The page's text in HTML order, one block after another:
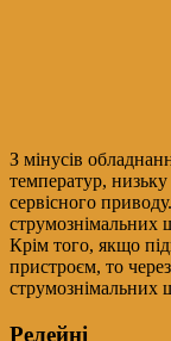
З мінусів
температур,
сервісного
струмознімальних
Крім того, якщо
пристроєм, то
струмознімальних
Релейні